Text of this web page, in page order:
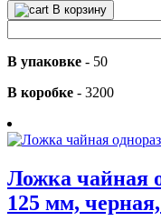
В корзину
В упаковке - 50
В коробке - 3200
Ложка чайная
125 мм,